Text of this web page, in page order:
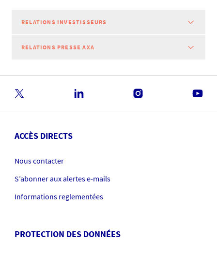
RELATIONS INVESTISSEURS
RELATIONS PRESSE AXA
ACCÈS DIRECTS
Nous contacter
S’abonner aux alertes e-mails
Informations reglementées
PROTECTION DES DONNÉES